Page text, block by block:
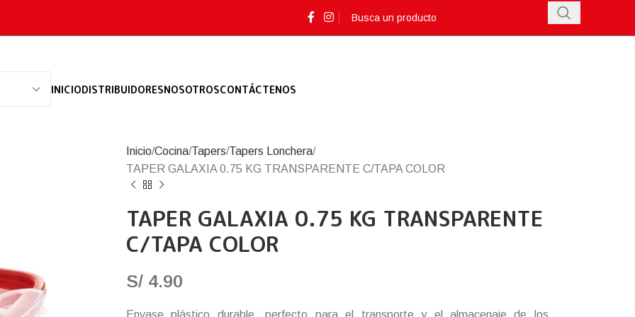
INICIODISTRIBUIDORESNOSOTROSCONTÁCTENOS
Inicio Cocina Tapers Tapers Lonchera
TAPER GALAXIA 0.75 KG TRANSPARENTE C/TAPA COLOR
TAPER GALAXIA 0.75 KG TRANSPARENTE
C/TAPA COLOR
S/4.90
Envase plástico durable, perfecto para el transporte y el almacenaje de los